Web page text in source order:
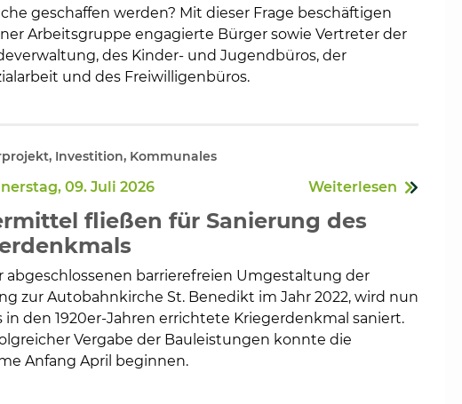
geschaffen werden? Mit dieser Frage beschäftigen
Arbeitsgruppe engagierte Bürger sowie Vertreter der
des Kinder- und Jugendbüros, der
und des Freiwilligenbüros.
Investition, Kommunales
09. Juli 2026 Weiterlesen
fließen für Sanierung des
abgeschlossenen barrierefreien Umgestaltung der
zur Autobahnkirche St. Benedikt im Jahr 2022, wird nun
in den 1920er-Jahren errichtete Kriegerdenkmal saniert.
Vergabe der Bauleistungen konnte die
Anfang April beginnen.